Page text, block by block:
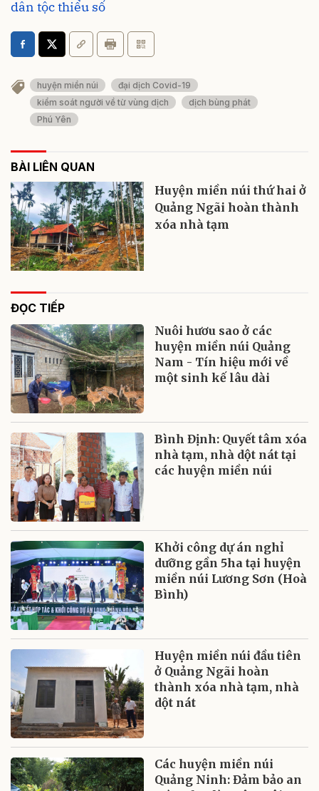
dân tộc thiểu số
huyện miền núi
đại dịch Covid-19
kiểm soát người về từ vùng dịch
dịch bùng phát
Phú Yên
BÀI LIÊN QUAN
Huyện miền núi thứ hai ở
Quảng Ngãi hoàn thành
xóa nhà tạm
ĐỌC TIẾP
Nuôi hươu sao ở các
huyện miền núi Quảng
Nam - Tín hiệu mới về
một sinh kế lâu dài
Bình Định: Quyết tâm xóa
nhà tạm, nhà dột nát tại
các huyện miền núi
Khởi công dự án nghỉ
dưỡng gần 5ha tại huyện
miền núi Lương Sơn (Hoà
Bình)
Huyện miền núi đầu tiên
ở Quảng Ngãi hoàn
thành xóa nhà tạm, nhà
dột nát
Các huyện miền núi
Quảng Ninh: Đảm bảo an